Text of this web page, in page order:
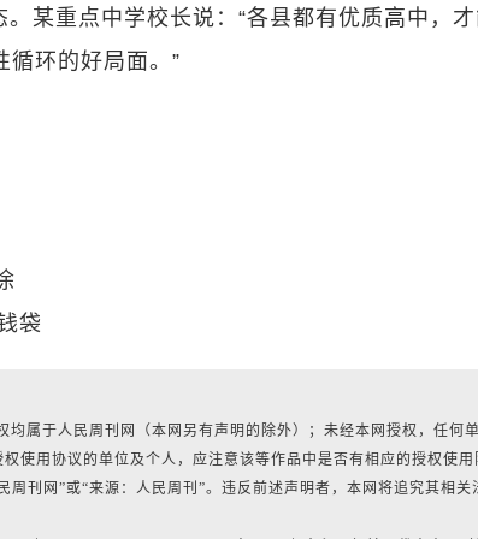
某重点中学校长说：“各县都有优质高中，
循环的好局面。”
袋
属于人民周刊网（本网另有声明的除外）；未经本网授权，任何
使用协议的单位及个人，应注意该等作品中是否有相应的授权使用
刊网”或“来源：人民周刊”。违反前述声明者，本网将追究其相关